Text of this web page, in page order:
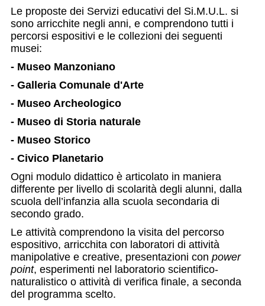
Le proposte dei Servizi educativi del Si.M.U.L. si
sono arricchite negli anni, e comprendono tutti i
percorsi espositivi e le collezioni dei seguenti
musei:
- Museo Manzoniano
- Galleria Comunale d'Arte
- Museo Archeologico
- Museo di Storia naturale
- Museo Storico
- Civico Planetario
Ogni modulo didattico è articolato in maniera
differente per livello di scolarità degli alunni, dalla
scuola dell’infanzia alla scuola secondaria di
secondo grado.
Le attività comprendono la visita del percorso
espositivo, arricchita con laboratori di attività
manipolative e creative, presentazioni con power
point, esperimenti nel laboratorio scientifico-
naturalistico o attività di verifica finale, a seconda
del programma scelto.